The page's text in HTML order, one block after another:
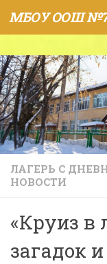
Skip to content
МБОУ ООШ
ЛАГЕРЬ С
НОВОСТИ
«Круиз в
загадок